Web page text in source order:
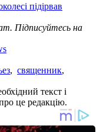
підірвав
Підписуйтесь на
, священник,
текст і
це редакцію.